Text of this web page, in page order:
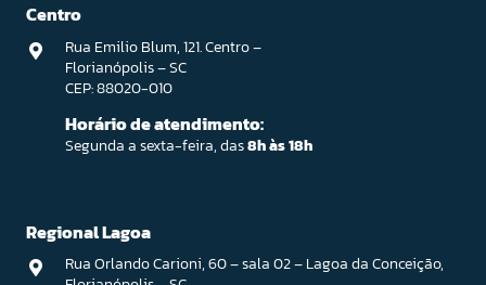
Centro
Rua Emilio Blum, 121. Centro –
Florianópolis – SC
CEP: 88020-010
Horário de atendimento:
Segunda a sexta-feira, das8h às 18h
Regional Lagoa
Rua Orlando Carioni, 60 – sala 02 – Lagoa da Conceição,